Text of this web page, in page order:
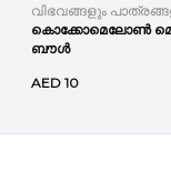
വിഭവങ്ങളും
കൊക്കോമെലോൺ
ബൗൾ
AED 10